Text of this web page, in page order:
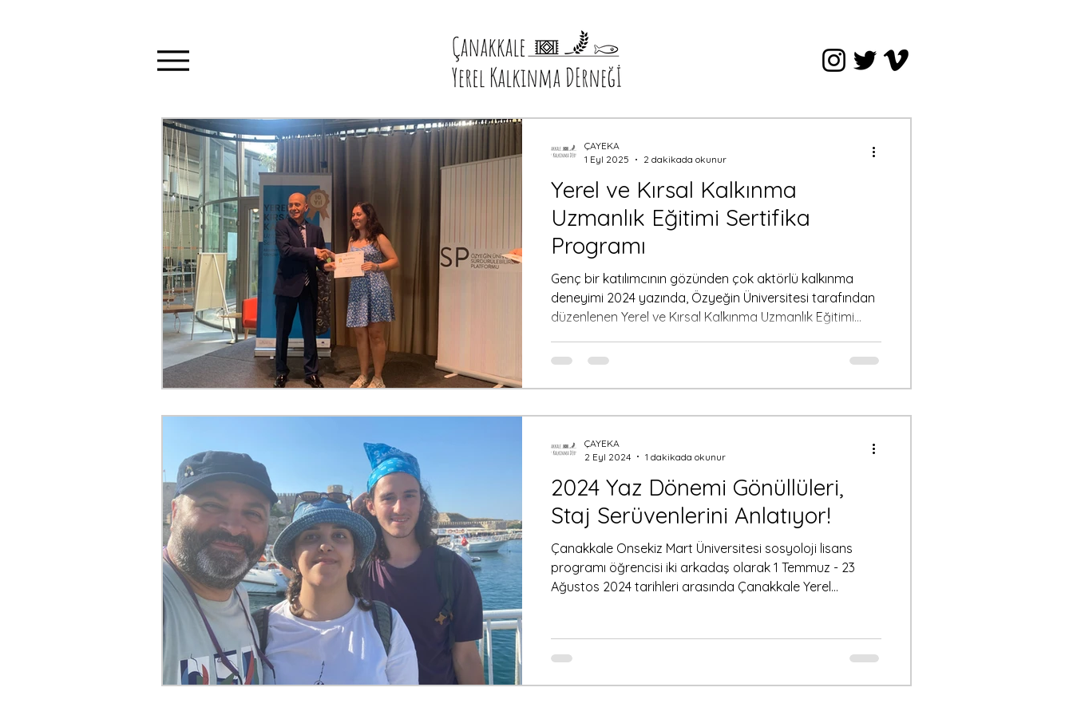
Yerel ve Kırsal Kalkınma
Uzmanlık Eğitimi Sertifika
Programı
Genç bir katılımcının gözünden çok aktörlü kalkınma
deneyimi 2024 yazında, Özyeğin Üniversitesi tarafından
düzenlenen Yerel ve Kırsal Kalkınma Uzmanlık Eğitimi
Ağustos 2024 tarihlerinde yüz yüze gerçekleştirilen bu
değil; yerel ve kırsal kalkınmayı yeniden düşünmeme
vesile olan, ufuk açıcı bir deneyim oldu. Programın ilk
ÇAYEKA
1 Eyl 2025
2 dakikada okunur
2024 Yaz Dönemi Gönüllüleri,
Staj Serüvenlerini Anlatıyor!
Çanakkale Onsekiz Mart Üniversitesi sosyoloji lisans
programı öğrencisi iki arkadaş olarak 1 Temmuz - 23
Ağustos 2024 tarihleri arasında Çanakkale Yerel
ve staj dönemini geçirdiğimiz Bozcaada’nın sunduğu
güzellikler hakkında izlenimlerimizi paylaşmak istedik; bu
deneyimin gelecekteki muhtemel gönüllü stajyer için
ÇAYEKA
2 Eyl 2024
1 dakikada okunur